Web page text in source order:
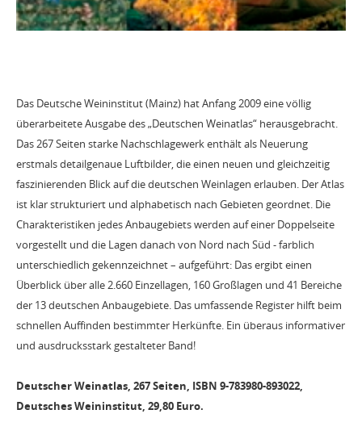
Das Deutsche Weininstitut (Mainz) hat Anfang 2009 eine völlig
überarbeitete Ausgabe des „Deutschen Weinatlas“ herausgebracht.
Das 267 Seiten starke Nachschlagewerk enthält als Neuerung
erstmals detailgenaue Luftbilder, die einen neuen und gleichzeitig
faszinierenden Blick auf die deutschen Weinlagen erlauben. Der Atlas
ist klar strukturiert und alphabetisch nach Gebieten geordnet. Die
Charakteristiken jedes Anbaugebiets werden auf einer Doppelseite
vorgestellt und die Lagen danach von Nord nach Süd - farblich
unterschiedlich gekennzeichnet – aufgeführt: Das ergibt einen
Überblick über alle 2.660 Einzellagen, 160 Großlagen und 41 Bereiche
der 13 deutschen Anbaugebiete. Das umfassende Register hilft beim
schnellen Auffinden bestimmter Herkünfte. Ein überaus informativer
und ausdrucksstark gestalteter Band!
Deutscher Weinatlas, 267 Seiten, ISBN 9-783980-893022,
Deutsches Weininstitut, 29,80 Euro.